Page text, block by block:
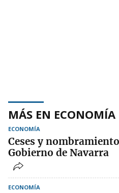
MÁS EN ECONOMÍA
ECONOMÍA
Ceses y
Gobierno de Navarra
ECONOMÍA